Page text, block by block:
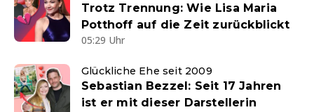
Trotz Trennung: Wie Lisa Maria
Potthoff auf die Zeit zurückblickt
05:29 Uhr
Glückliche Ehe seit 2009
Sebastian Bezzel: Seit 17 Jahren
ist er mit dieser Darstellerin